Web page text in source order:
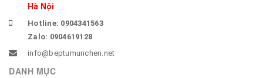
Hà Nội
Hotline: 0904341563
Zalo: 0904619128
info@beptumunchen.net
DANH MỤC